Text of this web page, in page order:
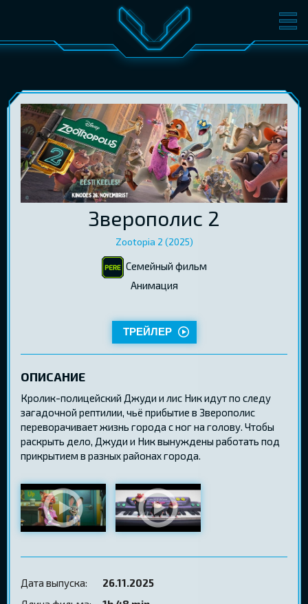
ФИЛЬМЫ БИЛЕТЫ
КОНФЕРЕНЦИИ КИНОКЛУБ-V
ПОДАРОЧНЫЕ КАРТЫ
Зверополис 2
Zootopia 2 (2025)
Семейный фильм
Aнимация
ТРЕЙЛЕР
ОПИСАНИЕ
Кролик-полицейский Джуди и лис Ник идут по следу
загадочной рептилии, чьё прибытие в Зверополис
переворачивает жизнь города с ног на голову. Чтобы
раскрыть дело, Джуди и Ник вынуждены работать под
прикрытием в разных районах города.
Дата выпуска:
26.11.2025